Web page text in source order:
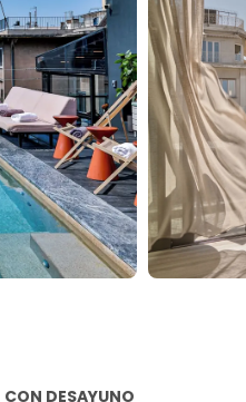
CON DESAYUNO